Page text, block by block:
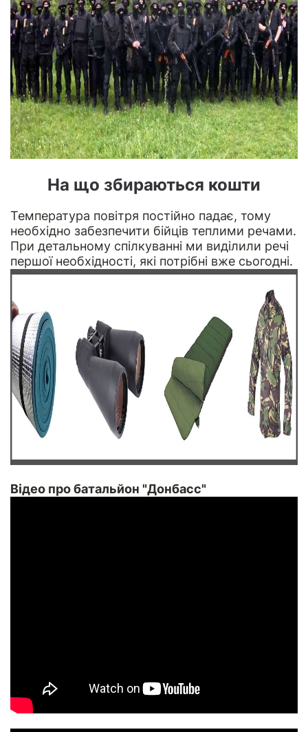
На що збираються кошти
Температура повітря постійно падає, тому
необхідно забезпечити бійців теплими речами.
При детальному спілкуванні ми виділили речі
першої необхідності, які потрібні вже сьогодні.
Відео про батальйон "Донбасс"